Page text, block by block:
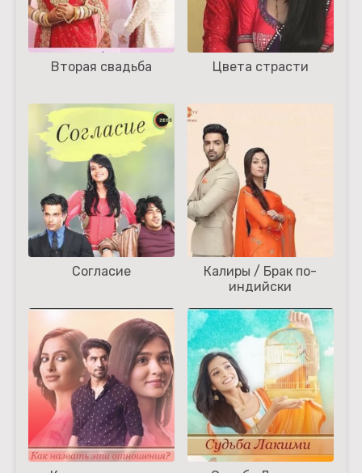
Вторая свадьба Цвета страсти
Согласие
Калиры / Брак по-
индийски